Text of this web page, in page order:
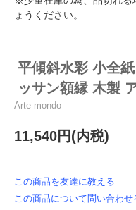
ょうください。
平傾斜水彩 小全
ッサン額縁 木製
Arte mondo
11,540円(内税)
この商品を友達に教える
この商品について問い合わせ